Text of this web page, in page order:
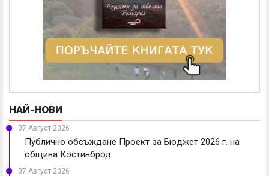
НАЙ-НОВИ
07 Август 2026
Публично обсъждане Проект за Бюджет 2026 г. на
община Костинброд
07 Август 2026